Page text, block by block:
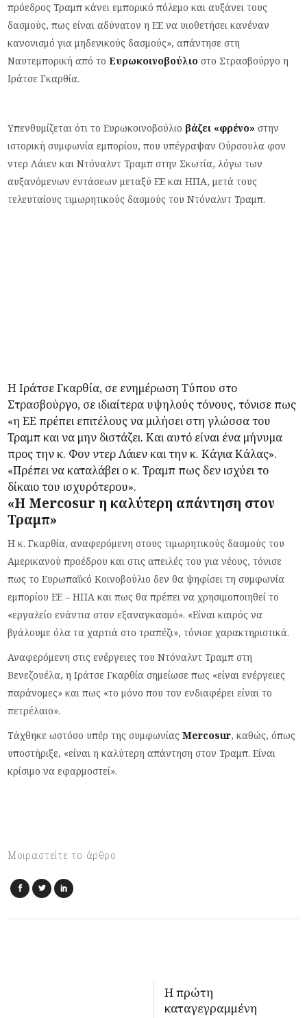
πρόεδρος Τραμπ κάνει εμπορικό πόλεμο και αυξάνει τους
δασμούς, πως είναι αδύνατον η ΕΕ να υιοθετήσει κανέναν
κανονισμό για μηδενικούς δασμούς», απάντησε στη
Ναυτεμπορική από τοΕυρωκοινοβούλιο στο Στρασβούργο η
Ιράτσε Γκαρθία.
Υπενθυμίζεται ότι το Ευρωκοινοβούλιο βάζει «φρένο» στην
ιστορική συμφωνία εμπορίου, που υπέγραψαν Ούρσουλα φον
ντερ Λάιεν και Ντόναλντ Τραμπ στην Σκωτία, λόγω των
αυξανόμενων εντάσεων μεταξύ ΕΕ και ΗΠΑ, μετά τους
τελευταίους τιμωρητικούς δασμούς του Ντόναλντ Τραμπ.
Η Ιράτσε Γκαρθία, σε ενημέρωση Τύπου στο
Στρασβούργο, σε ιδιαίτερα υψηλούς τόνους, τόνισε πως
«η ΕΕ πρέπει επιτέλους να μιλήσει στη γλώσσα του
Τραμπ και να μην διστάζει. Και αυτό είναι ένα μήνυμα
προς την κ. Φον ντερ Λάιεν και την κ. Κάγια Κάλας».
«Πρέπει να καταλάβει ο κ. Τραμπ πως δεν ισχύει το
δίκαιο του ισχυρότερου».
«Η Mercosur η καλύτερη απάντηση στον
Τραμπ»
Η κ. Γκαρθία, αναφερόμενη στους τιμωρητικούς δασμούς του
Αμερικανού προέδρου και στις απειλές του για νέους, τόνισε
πως το Ευρωπαϊκό Κοινοβούλιο δεν θα ψηφίσει τη συμφωνία
εμπορίου ΕΕ – ΗΠΑ και πως θα πρέπει να χρησιμοποιηθεί το
«εργαλείο ενάντια στον εξαναγκασμό». «Είναι καιρός να
βγάλουμε όλα τα χαρτιά στο τραπέζι», τόνισε χαρακτηριστικά.
Αναφερόμενη στις ενέργειες του Ντόναλντ Τραμπ στη
Βενεζουέλα, η Ιράτσε Γκαρθία σημείωσε πως «είναι ενέργειες
παράνομες» και πως «το μόνο που τον ενδιαφέρει είναι το
πετρέλαιο».
Τάχθηκε ωστόσο υπέρ της συμφωνίαςMercosur, καθώς, όπως
υποστήριξε, «είναι η καλύτερη απάντηση στον Τραμπ. Είναι
κρίσιμο να εφαρμοστεί».
Μοιραστείτε το άρθρο
Η πρώτη
καταγεγραμμένη